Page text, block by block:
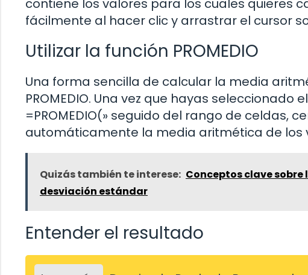
contiene los valores para los cuales quieres
fácilmente al hacer clic y arrastrar el cursor
Utilizar la función PROMEDIO
Una forma sencilla de calcular la media
PROMEDIO. Una vez que hayas
=PROMEDIO(» seguido del rango de celdas,
automáticamente la media aritmética de los
Quizás también te interese: Conceptos clave
desviación estándar
Entender el resultado